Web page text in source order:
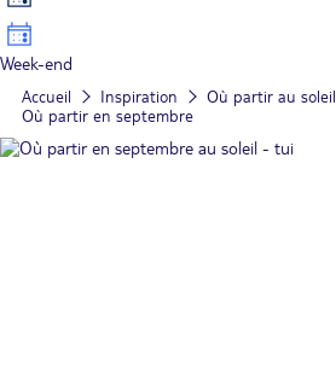
Week-end
Accueil Inspiration
Où partir au soleil
Où partir en septembre